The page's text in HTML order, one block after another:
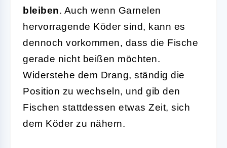
bleiben. Auch wenn Garnelen
hervorragende Köder sind, kann es
dennoch vorkommen, dass die Fische
gerade nicht beißen möchten.
Widerstehe dem Drang, ständig die
Position zu wechseln, und gib den
Fischen stattdessen etwas Zeit, sich
dem Köder zu nähern.